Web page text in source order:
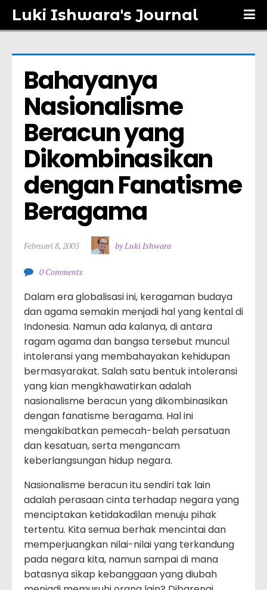
Luki Ishwara's Journal
Bahayanya
Nasionalisme
Beracun yang
Dikombinasikan
dengan Fanatisme
Beragama
Februari 8, 2005 by Luki Ishwara
0 Comments
Dalam era globalisasi ini, keragaman budaya
dan agama semakin menjadi hal yang kental di
Indonesia. Namun ada kalanya, di antara
ragam agama dan bangsa tersebut muncul
intoleransi yang membahayakan kehidupan
bermasyarakat. Salah satu bentuk intoleransi
yang kian mengkhawatirkan adalah
nasionalisme beracun yang dikombinasikan
dengan fanatisme beragama. Hal ini
mengakibatkan pemecah-belah persatuan
dan kesatuan, serta mengancam
keberlangsungan hidup negara.
Nasionalisme beracun itu sendiri tak lain
adalah perasaan cinta terhadap negara yang
menciptakan ketidakadilan menuju pihak
tertentu. Kita semua berhak mencintai dan
memperjuangkan nilai-nilai yang terkandung
pada negara kita, namun sampai di mana
batasnya sikap kebanggaan yang diubah